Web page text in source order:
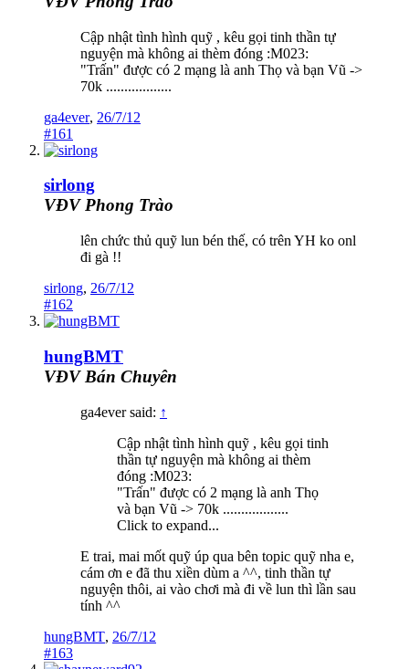
Cập nhật tình hình quỹ , kêu gọi tinh thần tự
nguyện mà không ai thèm đóng :M023:
"Trấn" được có 2 mạng là anh Thọ và bạn Vũ ->
70k ..................
ga4ever, 26/7/12
#161
sirlong
VĐV Phong Trào
lên chức thủ quỹ lun bén thế, có trên YH ko onl
đi gà !!
sirlong, 26/7/12
#162
hungBMT
VĐV Bán Chuyên
ga4ever said: ↑
Cập nhật tình hình quỹ , kêu gọi tinh
thần tự nguyện mà không ai thèm
đóng :M023:
"Trấn" được có 2 mạng là anh Thọ
và bạn Vũ -> 70k ..................
Click to expand...
E trai, mai mốt quỹ úp qua bên topic quỹ nha e,
cám ơn e đã thu xiền dùm a ^^, tinh thần tự
nguyện thôi, ai vào chơi mà đi về lun thì lần sau
tính ^^
hungBMT, 26/7/12
#163